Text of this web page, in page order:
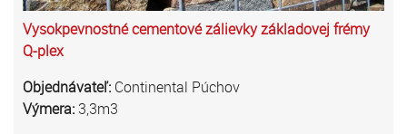
Vysokpevnostné cementové zálievky základovej frémy
Q-plex
Objednávateľ: Continental Púchov
Výmera: 3,3m3